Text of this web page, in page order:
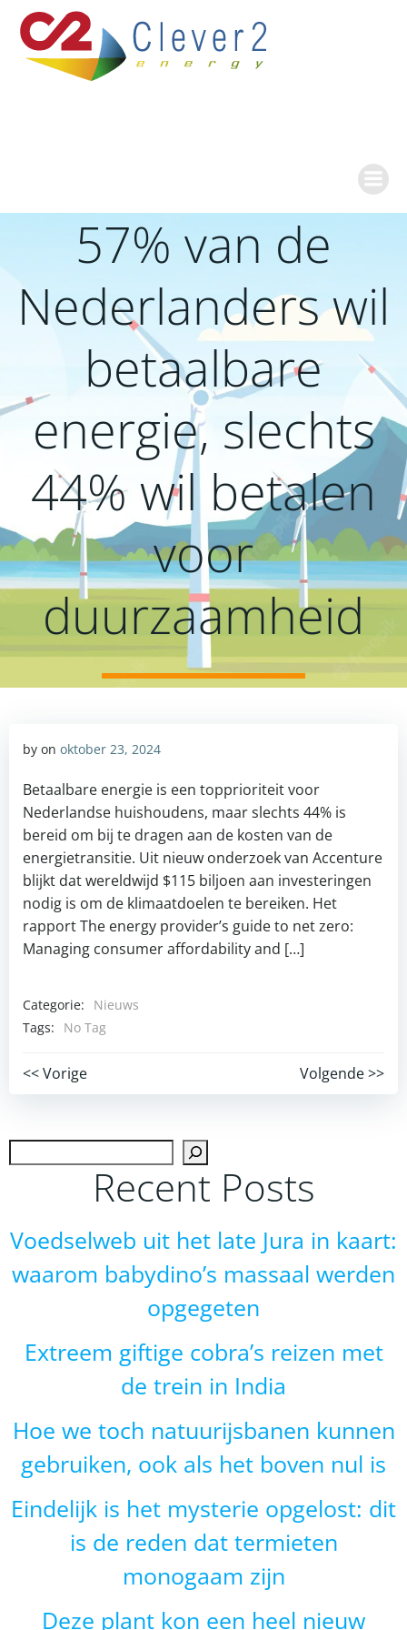
naar
de
inhoud
57% van de
Nederlanders wil
betaalbare
energie, slechts
44% wil betalen
voor
duurzaamheid
by on oktober 23, 2024
Betaalbare energie is een topprioriteit voor
Nederlandse huishoudens, maar slechts 44% is
bereid om bij te dragen aan de kosten van de
energietransitie. Uit nieuw onderzoek van Accenture
blijkt dat wereldwijd $115 biljoen aan investeringen
nodig is om de klimaatdoelen te bereiken. Het
rapport The energy provider’s guide to net zero:
Managing consumer affordability and […]
Categorie:
Nieuws
Tags:
No Tag
Post
navigation
<< Vorige
Post
navigation
Volgende >>
Recent Posts
Voedselweb uit het late Jura in kaart:
waarom babydino’s massaal werden
opgegeten
Extreem giftige cobra’s reizen met
de trein in India
Hoe we toch natuurijsbanen kunnen
gebruiken, ook als het boven nul is
Eindelijk is het mysterie opgelost: dit
is de reden dat termieten
monogaam zijn
Deze plant kon een heel nieuw